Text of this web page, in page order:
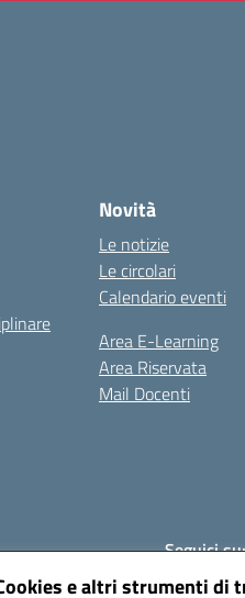
e altri strumenti di
Novità
Le notizie
Le circolari
Calendario eventi
Area E-Learning
Area Riservata
Mail Docenti
Seguici su: